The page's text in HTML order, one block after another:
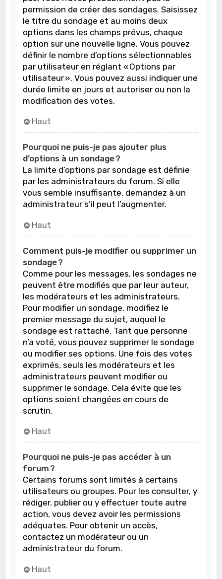
permission de créer des sondages. Saisissez
le titre du sondage et au moins deux
options dans les champs prévus, chaque
option sur une nouvelle ligne. Vous pouvez
définir le nombre d’options sélectionnables
par utilisateur en réglant « Options par
utilisateur ». Vous pouvez aussi indiquer une
durée limite en jours et autoriser ou non la
modification des votes.
Haut
Pourquoi ne puis-je pas ajouter plus
d’options à un sondage ?
La limite d’options par sondage est définie
par les administrateurs du forum. Si elle
vous semble insuffisante, demandez à un
administrateur s’il peut l’augmenter.
Haut
Comment puis-je modifier ou supprimer un
sondage ?
Comme pour les messages, les sondages ne
peuvent être modifiés que par leur auteur,
les modérateurs et les administrateurs.
Pour modifier un sondage, modifiez le
premier message du sujet, auquel le
sondage est rattaché. Tant que personne
n’a voté, vous pouvez supprimer le sondage
ou modifier ses options. Une fois des votes
exprimés, seuls les modérateurs et les
administrateurs peuvent modifier ou
supprimer le sondage. Cela évite que les
options soient changées en cours de
scrutin.
Haut
Pourquoi ne puis-je pas accéder à un
forum ?
Certains forums sont limités à certains
utilisateurs ou groupes. Pour les consulter, y
rédiger, publier ou y effectuer toute autre
action, vous devez avoir les permissions
adéquates. Pour obtenir un accès,
contactez un modérateur ou un
administrateur du forum.
Haut